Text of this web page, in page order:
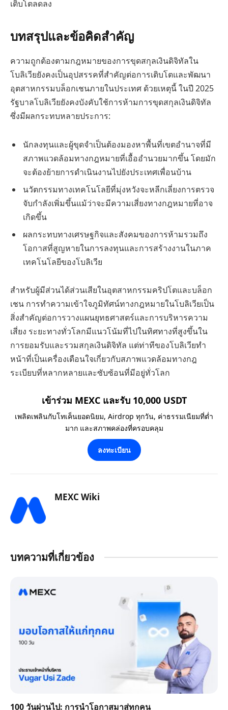
เติบโตลดลง
บทสรุปและข้อคิดสำคัญ
ความถูกต้องตามกฎหมายของการขุดสกุลเงินดิจิทัลใน
โบลิเวียยังคงเป็นอุปสรรคที่สำคัญต่อการเติบโตและพัฒนา
อุตสาหกรรมบล็อกเชนภายในประเทศ ด้วยเหตุนี้ ในปี 2025
รัฐบาลโบลิเวียยังคงบังคับใช้การห้ามการขุดสกุลเงินดิจิทัล
ซึ่งมีผลกระทบหลายประการ:
นักลงทุนและผู้ขุดจำเป็นต้องมองหาพื้นที่เขตอำนาจที่มี
สภาพแวดล้อมทางกฎหมายที่เอื้ออำนวยมากขึ้น โดยมัก
จะต้องย้ายการดำเนินงานไปยังประเทศเพื่อนบ้าน
นวัตกรรมทางเทคโนโลยีที่มุ่งหวังจะหลีกเลี่ยงการตรวจ
จับกำลังเพิ่มขึ้นแม้ว่าจะมีความเสี่ยงทางกฎหมายที่อาจ
เกิดขึ้น
ผลกระทบทางเศรษฐกิจและสังคมของการห้ามรวมถึง
โอกาสที่สูญหายในการลงทุนและการสร้างงานในภาค
เทคโนโลยีของโบลิเวีย
สำหรับผู้มีส่วนได้ส่วนเสียในอุตสาหกรรมคริปโตและบล็อก
เชน การทำความเข้าใจภูมิทัศน์ทางกฎหมายในโบลิเวียเป็น
สิ่งสำคัญต่อการวางแผนยุทธศาสตร์และการบริหารความ
เสี่ยง ระยะทางทั่วโลกมีแนวโน้มที่ไปในทิศทางที่สูงขึ้นใน
การยอมรับและรวมสกุลเงินดิจิทัล แต่ท่าทีของโบลิเวียทำ
หน้าที่เป็นเครื่องเตือนใจเกี่ยวกับสภาพแวดล้อมทางกฎ
ระเบียบที่หลากหลายและซับซ้อนที่มีอยู่ทั่วโลก
เข้าร่วม MEXC และรับ 10,000 USDT
เพลิดเพลินกับโทเค็นยอดนิยม, Airdrop ทุกวัน, ค่าธรรมเนียมที่ต่ำ
มาก และสภาพคล่องที่ครอบคลุม
ลงทะเบียน
MEXC Wiki
บทความที่เกี่ยวข้อง
100 วันผ่านไป: การนำโอกาสมาสู่ทุกคน